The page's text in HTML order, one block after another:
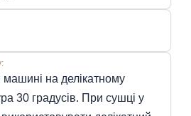
на делікатному
30 градусів. При сушці у